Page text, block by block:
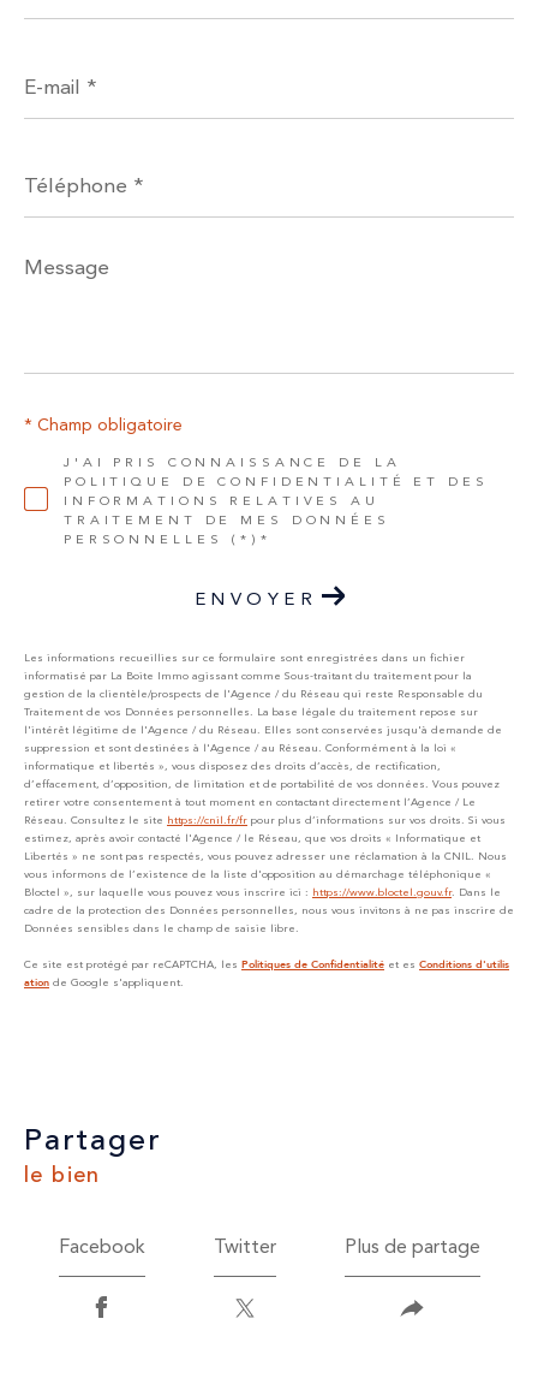
mail
*
*
Message
*
J'AI PRIS CONNAISSANCE DE LA
POLITIQUE DE CONFIDENTIALITÉ ET DES
INFORMATIONS RELATIVES AU
TRAITEMENT DE MES DONNÉES
PERSONNELLES (*)*
* Champ obligatoire
ENVOYER
Les informations recueillies sur ce formulaire sont enregistrées dans un fichier
informatisé par La Boite Immo agissant comme Sous-traitant du traitement pour la
gestion de la clientèle/prospects de l'Agence / du Réseau qui reste Responsable du
Traitement de vos Données personnelles. La base légale du traitement repose sur
l'intérêt légitime de l'Agence / du Réseau. Elles sont conservées jusqu'à demande de
suppression et sont destinées à l'Agence / au Réseau. Conformément à la loi «
informatique et libertés », vous disposez des droits d’accès, de rectification,
d’effacement, d’opposition, de limitation et de portabilité de vos données. Vous pouvez
retirer votre consentement à tout moment en contactant directement l’Agence / Le
Réseau. Consultez le site https://cnil.fr/fr pour plus d’informations sur vos droits. Si vous
estimez, après avoir contacté l'Agence / le Réseau, que vos droits « Informatique et
Libertés » ne sont pas respectés, vous pouvez adresser une réclamation à la CNIL. Nous
vous informons de l’existence de la liste d'opposition au démarchage téléphonique «
Bloctel », sur laquelle vous pouvez vous inscrire ici : https://www.bloctel.gouv.fr. Dans le
cadre de la protection des Données personnelles, nous vous invitons à ne pas inscrire de
Données sensibles dans le champ de saisie libre.
Ce site est protégé par reCAPTCHA, les Politiques de Confidentialité et es Conditions d'utilis
ation de Google s'appliquent.
partager
le bien
Facebook Twitter Plus de partage